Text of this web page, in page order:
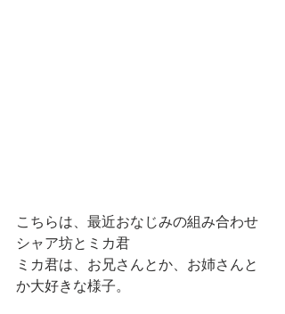
こちらは、最近おなじみの組み合わせ
シャア坊とミカ君
ミカ君は、お兄さんとか、お姉さんと
か大好きな様子。